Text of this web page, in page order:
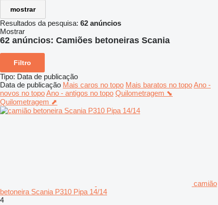
mostrar
Resultados da pesquisa: 62 anúncios
Mostrar
62 anúncios: Camiões betoneiras Scania
Filtro
Tipo: Data de publicação
Data de publicação Mais caros no topo Mais baratos no topoAno -
novos no topoAno - antigos no topo Quilometragem ⬊
Quilometragem ⬈
camião
betoneira Scania P310 Pipa 14/14
4